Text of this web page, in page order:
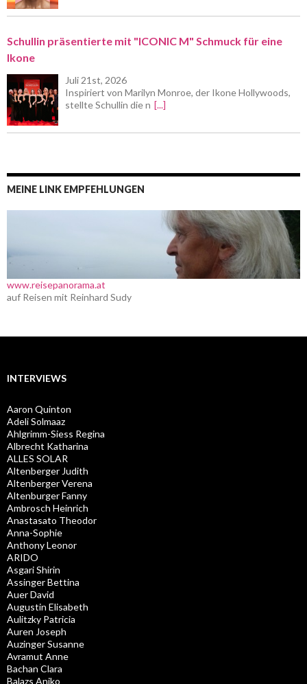
Schullin präsentierte mit "ICONIC M" Schmuck für eine
Ikone
Juli 21st, 2026
Inspiriert von Marilyn Monroe, der Ikone Hollywoods,
stellte Schullin die n [...]
MEINE LINK EMPFEHLUNGEN
www.reisepanorama.at
auf Reisen mit Reinhard Sudy
INTERVIEWS
Aaron Quinton
Adeli Solmaaz
Ahlgrimm-Siess Regina
Albrecht Katharina
ALLES SOLAR
Altenberger Judith
Altenberger Verena
Altenburger Fanny
Ambrosch Heinrich
Anastasato Theodor
Anna-Sophie
Anthony Leonor
ARIDO
Asgari Shirin
Assinger Bettina
Auer David
Augustin Elisabeth
Aulitzky Patricia
Auren Joseph
Auzinger Susanne
Avramut Anne
Bachan Clara
Balazs Aniko